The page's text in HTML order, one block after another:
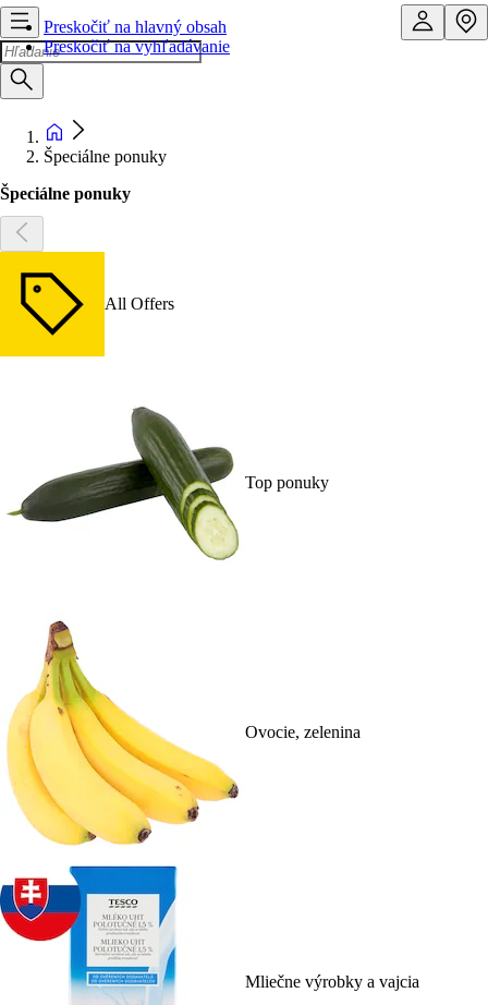
Preskočiť na hlavný obsah
Preskočiť na vyhľadávanie
Špeciálne ponuky
Špeciálne ponuky
All Offers
Top ponuky
Ovocie, zelenina
Mliečne výrobky a vajcia